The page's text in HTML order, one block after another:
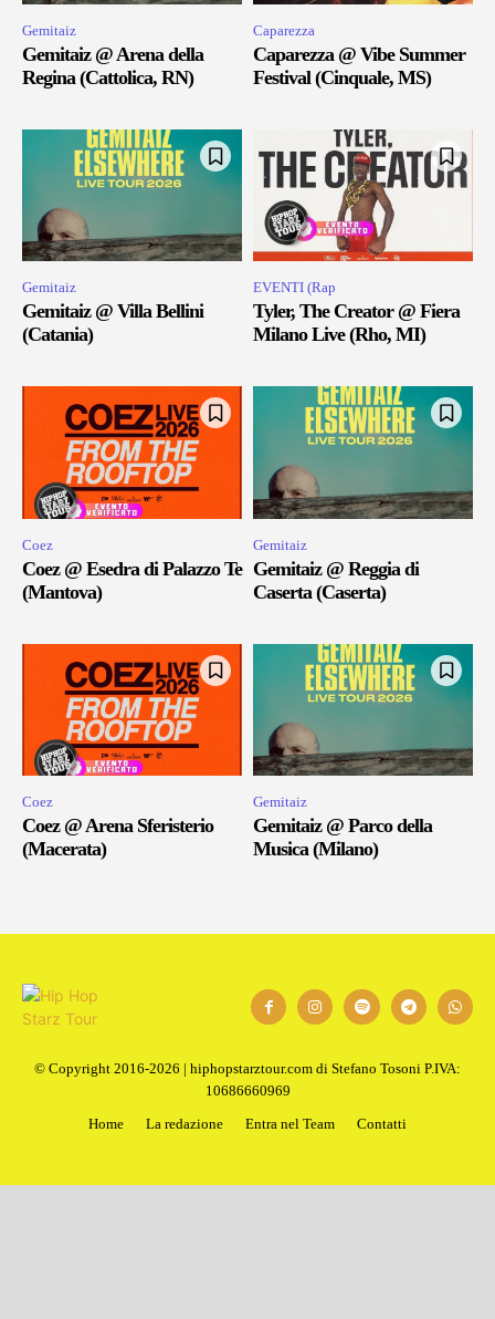
Gemitaiz
Gemitaiz @ Arena della
Regina (Cattolica, RN)
Caparezza
Caparezza @ Vibe Summer
Festival (Cinquale, MS)
Gemitaiz
Gemitaiz @ Villa Bellini
(Catania)
EVENTI (Rap
Tyler, The Creator @ Fiera
Milano Live (Rho, MI)
Coez
Coez @ Esedra di Palazzo Te
(Mantova)
Gemitaiz
Gemitaiz @ Reggia di
Caserta (Caserta)
Coez
Coez @ Arena Sferisterio
(Macerata)
Gemitaiz
Gemitaiz @ Parco della
Musica (Milano)
© Copyright 2016-2026 | hiphopstarztour.com di Stefano Tosoni P.IVA:
10686660969
Home
La redazione Entra nel Team Contatti